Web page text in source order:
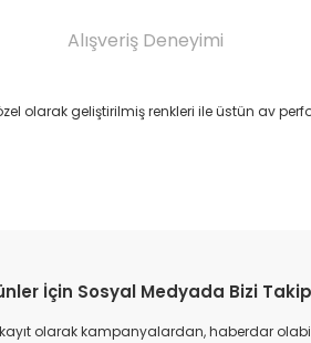
Alışveriş Deneyimi
olarak geliştirilmiş renkleri ile üstün av
İçin Sosyal Medyada Bizi
olarak kampanyalardan, haberdar